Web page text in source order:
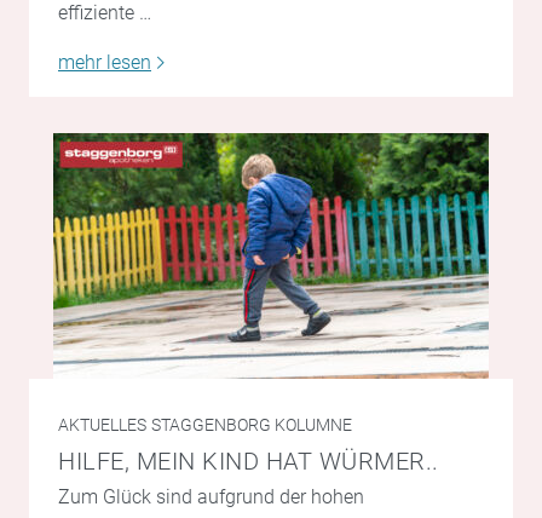
effiziente …
mehr lesen
AKTUELLES STAGGENBORG KOLUMNE
HILFE, MEIN KIND HAT WÜRMER..
Zum Glück sind aufgrund der hohen